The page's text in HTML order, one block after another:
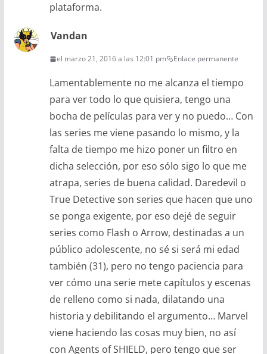
plataforma.
Vandan
el marzo 21, 2016 a las 12:01 pm Enlace permanente
Lamentablemente no me alcanza el tiempo
para ver todo lo que quisiera, tengo una
bocha de películas para ver y no puedo… Con
las series me viene pasando lo mismo, y la
falta de tiempo me hizo poner un filtro en
dicha selección, por eso sólo sigo lo que me
atrapa, series de buena calidad. Daredevil o
True Detective son series que hacen que uno
se ponga exigente, por eso dejé de seguir
series como Flash o Arrow, destinadas a un
público adolescente, no sé si será mi edad
también (31), pero no tengo paciencia para
ver cómo una serie mete capítulos y escenas
de relleno como si nada, dilatando una
historia y debilitando el argumento… Marvel
viene haciendo las cosas muy bien, no así
con Agents of SHIELD, pero tengo que ser